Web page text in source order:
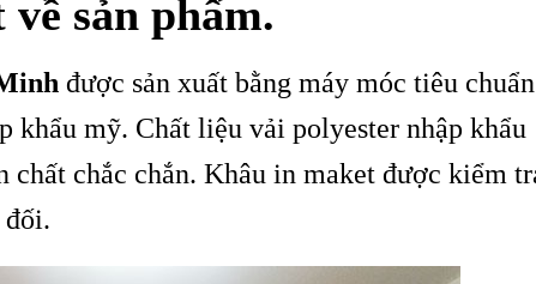
sản phẩm.
được sản xuất bằng máy móc tiêu chuẩn
khẩu mỹ. Chất liệu vải polyester nhập khẩu
chất chắc chắn. Khâu in maket được kiểm
đối.